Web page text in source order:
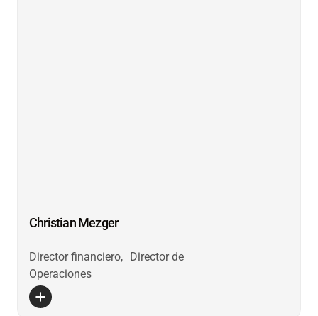
Christian Mezger
Director financiero, Director de
Operaciones